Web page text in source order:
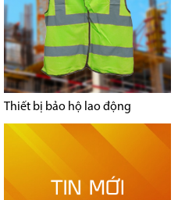
Thiết bị bảo hộ lao động